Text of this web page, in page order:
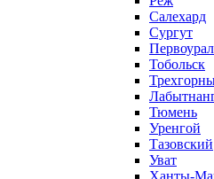
Салехард
Сургут
Тобольск
Тюмень
Уренгой
Тазовский
Уват
Ханты-